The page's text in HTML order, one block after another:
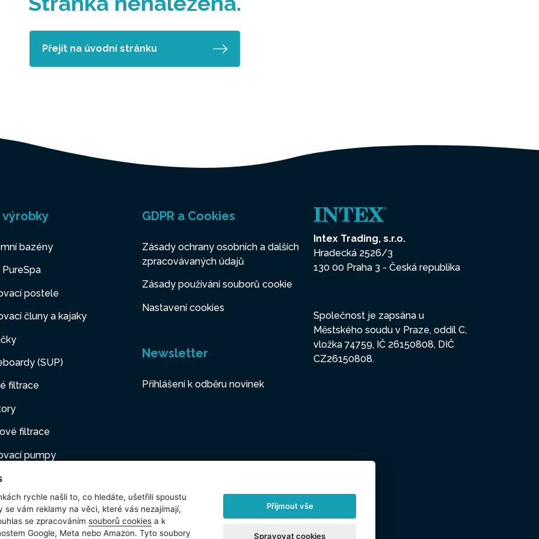
Přejít na úvodní stránku
výrobky
bazény
postele
čluny a kajaky
(SUP)
filtrace
filtrace
pumpy
nábytek
mazlíčci
GDPR a Cookies
Zásady ochrany osobních a dalších
zpracovávaných údajů
Zásady používání souborů cookie
Nastavení cookies
Newsletter
Přihlášení k odběru novinek
Intex Trading, s.r.o.
Hradecká 2526/3
130 00 Praha 3 - Česká republika
Společnost je zapsána u
Městského soudu v Praze, oddíl C,
vložka 74759, IČ 26150808, DIČ
CZ26150808.
rychle našli to, co hledáte, ušetřili spoustu
se vám reklamy na věci, které vás nezajímají,
se zpracováním souborů cookies a k
Google, Meta nebo Amazon. Tyto soubory
Přijmout vše
Spravovat cookies